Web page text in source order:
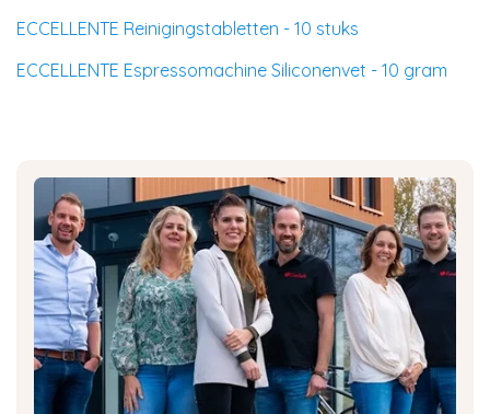
ECCELLENTE Reinigingstabletten - 10 stuks
ECCELLENTE Espressomachine Siliconenvet - 10 gram